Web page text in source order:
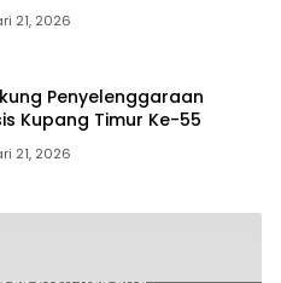
21, 2026
Penyelenggaraan
Kupang Timur Ke-55
21, 2026
Tanggapan Kadis
Kupang